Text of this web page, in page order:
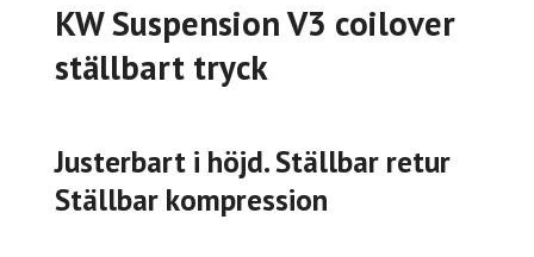
KW Suspension V3 coilover
ställbart tryck
Justerbart i höjd. Ställbar retur
Ställbar kompression